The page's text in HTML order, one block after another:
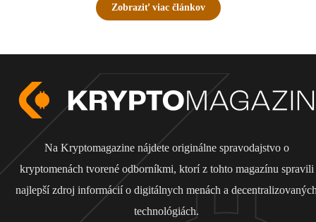
Zobraziť viac článkov
Na Kryptomagazine nájdete originálne spravodajstvo o
kryptomenách tvorené odborníkmi, ktorí z tohto magazínu spravili
najlepší zdroj informácií o digitálnych menách a
technológiách.